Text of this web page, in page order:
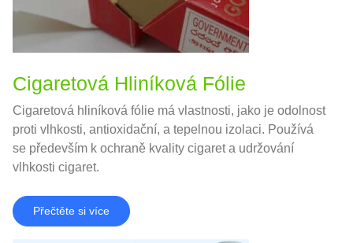
Cigaretová Hliníková Fólie
Cigaretová hliníková fólie má vlastnosti, jako je odolnost
proti vlhkosti, antioxidační, a tepelnou izolaci. Používá
se především k ochraně kvality cigaret a udržování
vlhkosti cigaret.
Přečtěte si více